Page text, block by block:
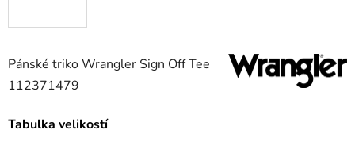
Pánské triko Wrangler Sign Off Tee
112371479
Tabulka velikostí